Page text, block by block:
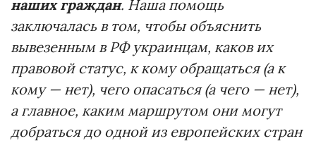
наших граждан. Наша помощь
заключалась в том, чтобы объяснить
вывезенным в РФ украинцам, каков их
правовой статус, к кому обращаться (а к
кому — нет), чего опасаться (а чего — нет),
а главное, каким маршрутом они могут
добраться до одной из европейских стран